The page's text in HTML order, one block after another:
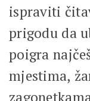
ispraviti
prigodu da
poigra
mjestima,